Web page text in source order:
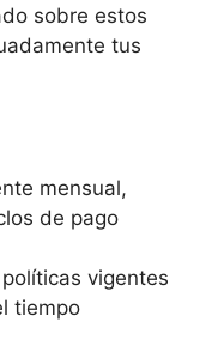
sobre estos
tus
mensual,
de pago
vigentes
tiempo